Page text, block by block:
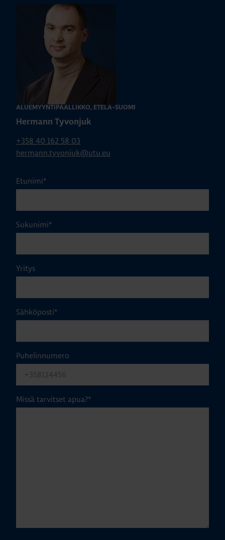
ALUEMYYNTIPÄÄLLIKKÖ, ETELÄ-SUOMI
Hermann Tyvonjuk
+358 40 162 58 03
hermann.tyvonjuk@utu.eu
Etunimi*
Sukunimi*
Yritys
Sähköposti*
Puhelinnumero
Missä tarvitset apua?*